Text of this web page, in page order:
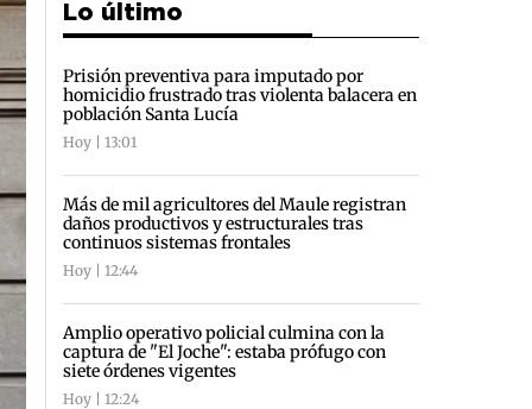
Lo último
Prisión preventiva para imputado por
homicidio frustrado tras violenta balacera en
población Santa Lucía
Hoy | 13:01
Más de mil agricultores del Maule registran
daños productivos y estructurales tras
continuos sistemas frontales
Hoy | 12:44
Amplio operativo policial culmina con la
captura de "El Joche": estaba prófugo con
siete órdenes vigentes
Hoy | 12:24